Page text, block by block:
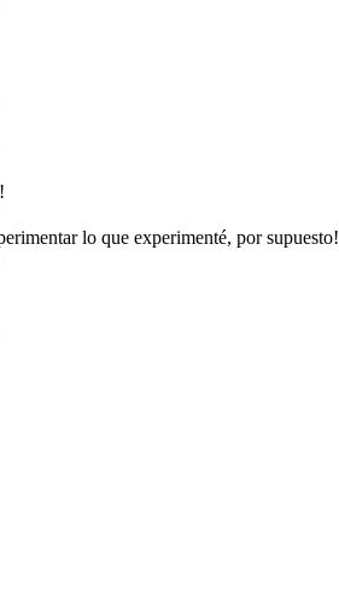
!
lo que experimenté, por supuesto!